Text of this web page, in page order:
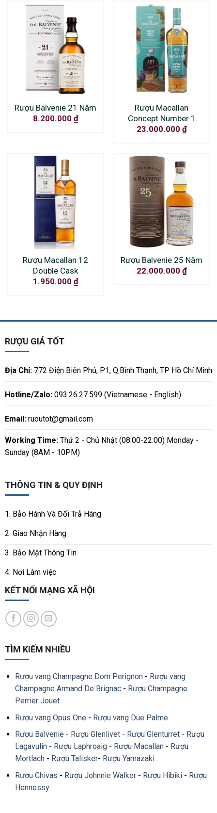
Rượu Balvenie 21 Năm
8.200.000 ₫
Rượu Macallan
Concept Number 1
23.000.000 ₫
Rượu Macallan 12
Double Cask
1.950.000 ₫
Rượu Balvenie 25 Năm
22.000.000 ₫
RƯỢU GIÁ TỐT
Địa Chỉ:772 Điện Biên Phủ, P1, Q.Bình Thạnh, TP Hồ Chí Minh
Hotline/Zalo:093.26.27.599 (Vietnamese - English)
Email: ruoutot@gmail.com
Working Time:Thứ 2 - Chủ Nhật (08:00-22:00) Monday -
Sunday (8AM - 10PM)
THÔNG TIN & QUY ĐỊNH
1. Bảo Hành Và Đổi Trả Hàng
2. Giao Nhận Hàng
3. Bảo Mật Thông Tin
4. Nơi Làm việc
KẾT NỐI MẠNG XÃ HỘI
TÌM KIẾM NHIỀU
Rượu vang Champagne Dom Perignon- Rượu vang
Champagne Armand De Brignac- Rượu Champagne
Perrier Jouet
Rượu vang Opus One - Rượu vang Due Palme
Rượu Balvenie - Rượu Glenlivet- Rượu Glenturret- Rượu
Lagavulin- Rượu Laphroaig- Rượu Macallan- Rượu
Mortlach- Rượu Talisker- Rượu Yamazaki
Rượu Chivas - Rượu Johnnie Walker- Rượu Hibiki- Rượu
Hennessy